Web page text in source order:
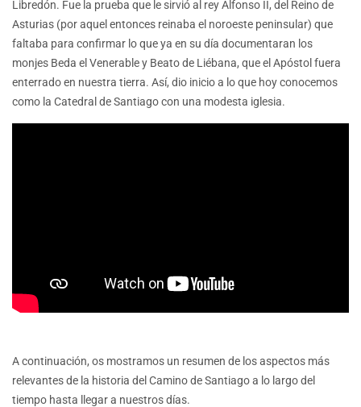
Libredón. Fue la prueba que le sirvió al rey Alfonso II, del Reino de
Asturias (por aquel entonces reinaba el noroeste peninsular) que
faltaba para confirmar lo que ya en su día documentaran los
monjes Beda el Venerable y Beato de Liébana, que el Apóstol fuera
enterrado en nuestra tierra. Así, dio inicio a lo que hoy conocemos
como la Catedral de Santiago con una modesta iglesia.
A continuación, os mostramos un resumen de los aspectos más
relevantes de la historia del Camino de Santiago a lo largo del
tiempo hasta llegar a nuestros días.